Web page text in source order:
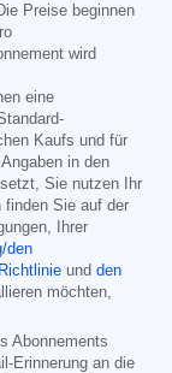
Preise beginnen
wird
eine
Kaufs und für
in den
Sie nutzen Ihr
finden Sie auf der
Ihrer
den
und den
möchten,
Abonnements
Erinnerung an die